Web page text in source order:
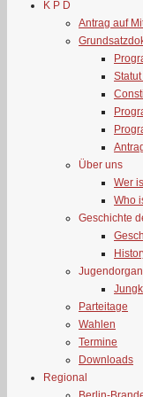
K P D
Antrag auf
Über uns
Wer
Who
Geschichte
Parteitage
Wahlen
Termine
Downloads
Regional